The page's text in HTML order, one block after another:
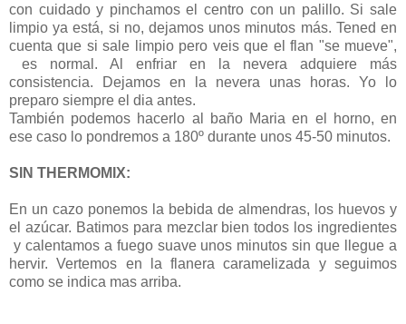
con cuidado y pinchamos el centro con un palillo. Si sale
limpio ya está, si no, dejamos unos minutos más. Tened en
cuenta que si sale limpio pero veis que el flan "se mueve",
es normal. Al enfriar en la nevera adquiere más
consistencia. Dejamos en la nevera unas horas. Yo lo
preparo siempre el dia antes.
También podemos hacerlo al baño Maria en el horno, en
ese caso lo pondremos a 180º durante unos 45-50 minutos.
SIN THERMOMIX:
En un cazo ponemos la bebida de almendras, los huevos y
el azúcar. Batimos para mezclar bien todos los ingredientes
y calentamos a fuego suave unos minutos sin que llegue a
hervir. Vertemos en la flanera caramelizada y seguimos
como se indica mas arriba.